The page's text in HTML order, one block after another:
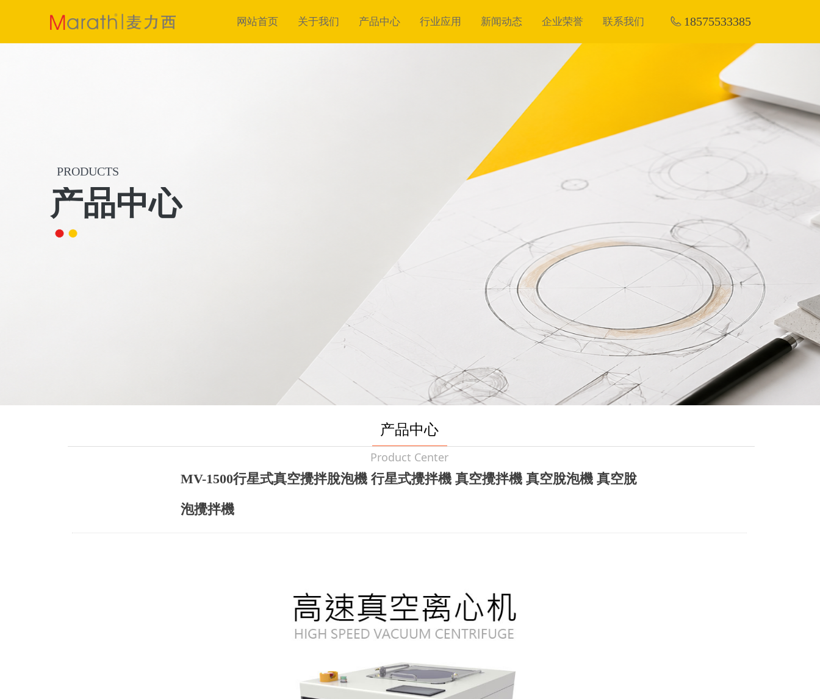
网站首页 关于我们 产品中心 行业应用 新闻动态 企业荣誉 联系我们 18575533385
MV-1500行星式真空攪拌脫泡機 行星式攪拌機 真空攪拌機 真空脫泡機 真空脫
泡攪拌機
产品中心
Product Center
产品中心
PRODUCTS